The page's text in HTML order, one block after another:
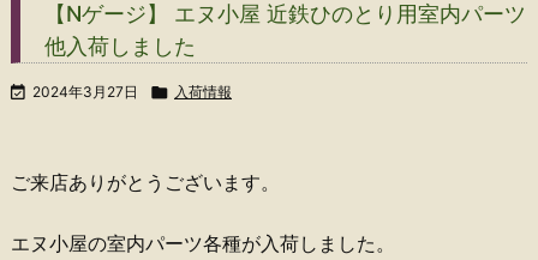

【Nゲージ】 エヌ小屋 近鉄ひのとり用室内パーツ
他入荷しました
 2024年3月27日  入荷情報
ご来店ありがとうございます。
エヌ小屋の室内パーツ各種が入荷しました。